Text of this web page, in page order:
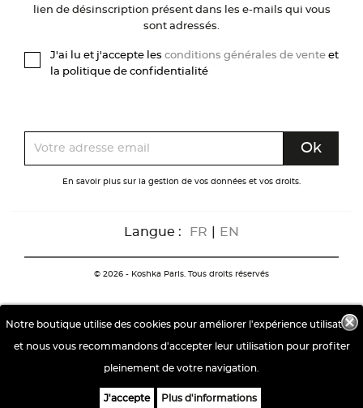
Notre boutique utilise des cookies pour améliorer l'expérience utilisateur
et nous vous recommandons d'accepter leur utilisation pour profiter
pleinement de votre navigation.
J'accepte Plus d'informations
lien de désinscription présent dans les e-mails qui vous
sont adressés.
J'ai lu et j'accepte les conditions générales de vente et
la politique de confidentialité
En savoir plus sur la gestion de vos données et vos droits.
Langue : FR EN
© 2026 - Koshka Paris. Tous droits réservés